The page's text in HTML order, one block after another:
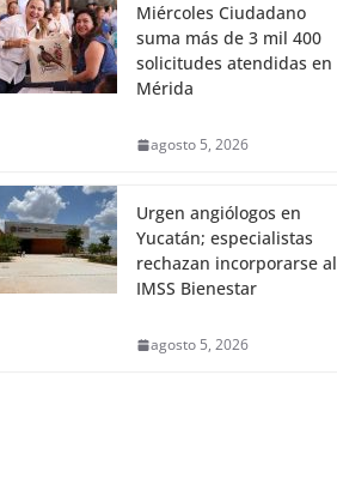
Miércoles Ciudadano
suma más de 3 mil 400
solicitudes atendidas en
Mérida
agosto 5, 2026
Urgen angiólogos en
Yucatán; especialistas
rechazan incorporarse al
IMSS Bienestar
agosto 5, 2026